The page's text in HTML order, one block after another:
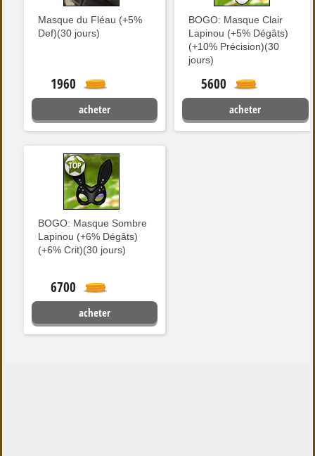
Masque du Fléau (+5%
Def)(30 jours)
1960
acheter
BOGO: Masque Clair
Lapinou (+5% Dégâts)
(+10% Précision)(30
jours)
5600
acheter
BOGO: Masque Sombre
Lapinou (+6% Dégâts)
(+6% Crit)(30 jours)
6700
acheter